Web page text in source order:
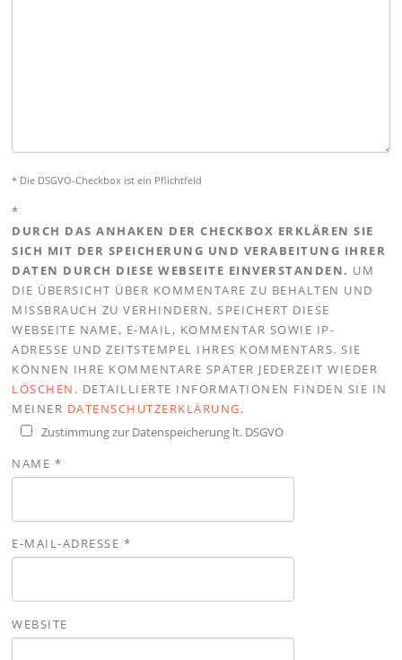
* Die DSGVO-Checkbox ist ein Pflichtfeld
*
DURCH DAS ANHAKEN DER CHECKBOX ERKLÄREN SIE
SICH MIT DER SPEICHERUNG UND VERABEITUNG IHRER
DATEN DURCH DIESE WEBSEITE EINVERSTANDEN. UM
DIE ÜBERSICHT ÜBER KOMMENTARE ZU BEHALTEN UND
MISSBRAUCH ZU VERHINDERN, SPEICHERT DIESE
WEBSEITE NAME, E-MAIL, KOMMENTAR SOWIE IP-
ADRESSE UND ZEITSTEMPEL IHRES KOMMENTARS. SIE
KÖNNEN IHRE KOMMENTARE SPÄTER JEDERZEIT WIEDER
LÖSCHEN . DETAILLIERTE INFORMATIONEN FINDEN SIE IN
MEINER DATENSCHUTZERKLÄRUNG.
Zustimmung zur Datenspeicherung lt. DSGVO
NAME *
E-MAIL-ADRESSE *
WEBSITE